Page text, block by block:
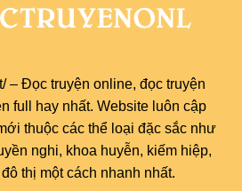
– Đọc truyện online, đọc truyện
full
hay nhất. Website luôn cập
thuộc các thể loại đặc sắc như
nghi, khoa huyễn, kiếm hiệp,
thị một cách nhanh nhất.